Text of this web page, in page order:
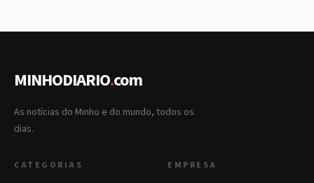
MINHODIARIO.com
As notícias do Minho e do mundo, todos os
dias.
CATEGORIAS EMPRESA